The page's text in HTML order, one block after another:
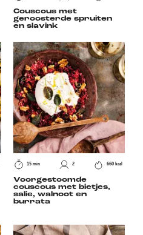
Couscous met
geroosterde spruiten
en slavink
15 min 2 660 kcal
Voorgestoomde
couscous met bietjes,
salie, walnoot en
burrata